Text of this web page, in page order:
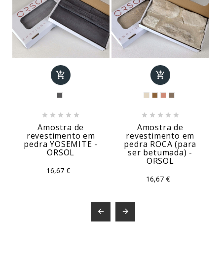

    
Amostra de
revestimento em
pedra YOSEMITE -
ORSOL
16,67 €

    
Amostra de
revestimento em
pedra ROCA (para
ser betumada) -
ORSOL
16,67 €
 